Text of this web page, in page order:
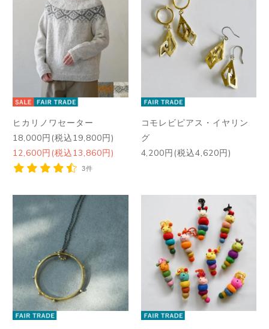
ヒカリノワセーター
18,000円(税込19,800円)
12,600円(税込13,860円)
3件
コモレビピアス・イヤリン
グ
4,200円(税込4,620円)